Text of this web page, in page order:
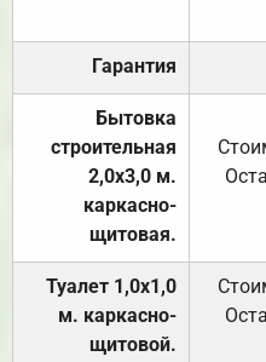
Гарантия
Бытовка
строительная
2,0х3,0 м.
каркасно-
щитовая.
Туалет 1,0х1,0
м. каркасно-
щитовой.